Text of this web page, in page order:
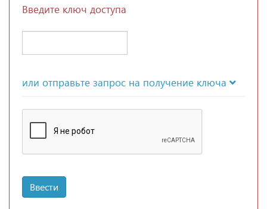
Введите ключ доступа
или отправьте запрос на получение ключа
Ввести